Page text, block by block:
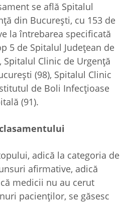
se află Spitalul
din București, cu 153 de
la întrebarea specificată
5 de Spitalul Județean de
Spitalul Clinic de Urgență
(98), Spitalul Clinic
de Boli Infecțioase
(91).
adică la categoria de
afirmative, adică
medicii nu au cerut
pacienților, se găsesc